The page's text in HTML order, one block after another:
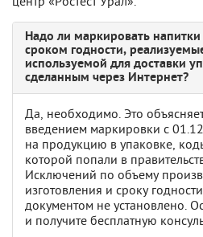
Надо ли маркировать
сроком годности,
используемой для доставки
сделанным через Интернет?
Да, необходимо. Это
введением маркировки с
на продукцию в упаковке,
которой попали в
Исключений по объему
изготовления и сроку
документом не установлено.
и получите бесплатную